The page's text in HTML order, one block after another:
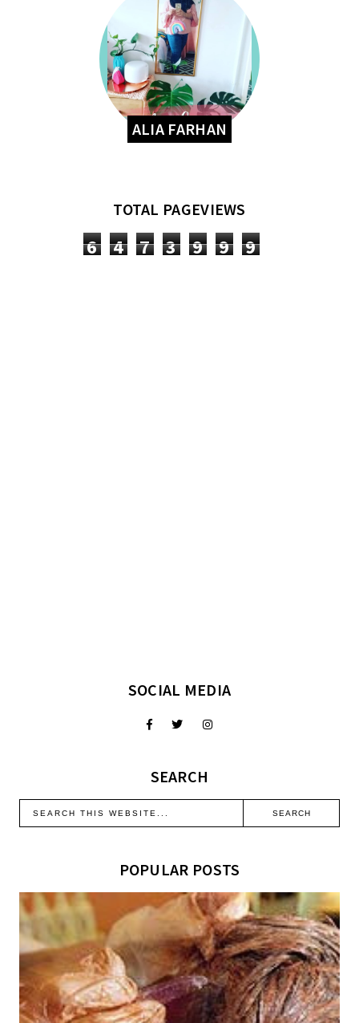
ALIA FARHAN
TOTAL PAGEVIEWS
6 4 7 3 9 9 9
SOCIAL MEDIA
SEARCH
POPULAR POSTS